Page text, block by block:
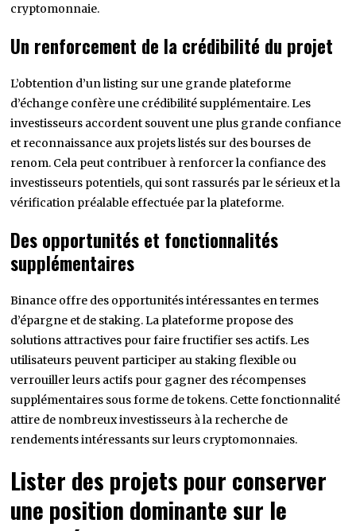
cryptomonnaie.
Un renforcement de la crédibilité du projet
L’obtention d’un listing sur une grande plateforme
d’échange confère une crédibilité supplémentaire. Les
investisseurs accordent souvent une plus grande confiance
et reconnaissance aux projets listés sur des bourses de
renom. Cela peut contribuer à renforcer la confiance des
investisseurs potentiels, qui sont rassurés par le sérieux et la
vérification préalable effectuée par la plateforme.
Des opportunités et fonctionnalités
supplémentaires
Binance offre des opportunités intéressantes en termes
d’épargne et de staking. La plateforme propose des
solutions attractives pour faire fructifier ses actifs. Les
utilisateurs peuvent participer au staking flexible ou
verrouiller leurs actifs pour gagner des récompenses
supplémentaires sous forme de tokens. Cette fonctionnalité
attire de nombreux investisseurs à la recherche de
rendements intéressants sur leurs cryptomonnaies.
Lister des projets pour conserver
une position dominante sur le